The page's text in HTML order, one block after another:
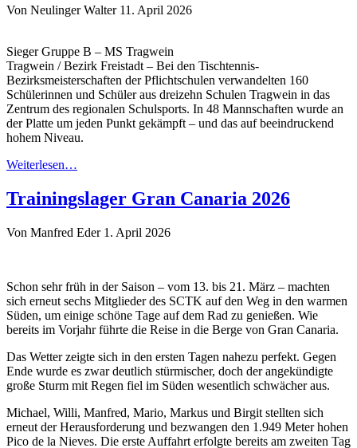
Von Neulinger Walter 11. April 2026
Sieger Gruppe B – MS Tragwein
Tragwein / Bezirk Freistadt – Bei den Tischtennis-
Bezirksmeisterschaften der Pflichtschulen verwandelten 160
Schülerinnen und Schüler aus dreizehn Schulen Tragwein in das
Zentrum des regionalen Schulsports. In 48 Mannschaften wurde an
der Platte um jeden Punkt gekämpft – und das auf beeindruckend
hohem Niveau.
Weiterlesen…
Trainingslager Gran Canaria 2026
Von Manfred Eder 1. April 2026
Schon sehr früh in der Saison – vom 13. bis 21. März – machten
sich erneut sechs Mitglieder des SCTK auf den Weg in den warmen
Süden, um einige schöne Tage auf dem Rad zu genießen. Wie
bereits im Vorjahr führte die Reise in die Berge von Gran Canaria.
Das Wetter zeigte sich in den ersten Tagen nahezu perfekt. Gegen
Ende wurde es zwar deutlich stürmischer, doch der angekündigte
große Sturm mit Regen fiel im Süden wesentlich schwächer aus.
Michael, Willi, Manfred, Mario, Markus und Birgit stellten sich
erneut der Herausforderung und bezwangen den 1.949 Meter hohen
Pico de la Nieves. Die erste Auffahrt erfolgte bereits am zweiten Tag